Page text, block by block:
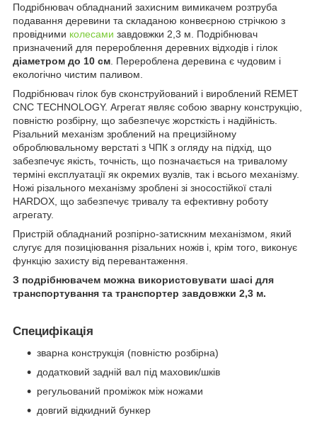
Подрібнювач обладнаний захисним вимикачем розтруба
подавання деревини та складаною конвеєрною стрічкою з
провідними колесами завдовжки 2,3 м. Подрібнювач
призначений для перероблення деревних відходів і гілок
діаметром до 10 см . Перероблена деревина є чудовим і
екологічно чистим паливом.
Подрібнювач гілок був сконструйований і вироблений REMET
CNC TECHNOLOGY. Агрегат являє собою зварну конструкцію,
повністю розбірну, що забезпечує жорсткість і надійність.
Різальний механізм зроблений на прецизійному
оброблювальному верстаті з ЧПК з огляду на підхід, що
забезпечує якість, точність, що позначається на тривалому
терміні експлуатації як окремих вузлів, так і всього механізму.
Ножі різального механізму зроблені зі зносостійкої сталі
HARDOX, що забезпечує тривалу та ефективну роботу
агрегату.
Пристрій обладнаний розпірно-затискним механізмом, який
слугує для позиціювання різальних ножів і, крім того, виконує
функцію захисту від перевантаження.
З подрібнювачем можна використовувати шасі для
транспортування та транспортер завдовжки 2,3 м.
Специфікація
зварна конструкція (повністю розбірна)
додатковий задній вал під маховик/шків
регульований проміжок між ножами
довгий відкидний бункер